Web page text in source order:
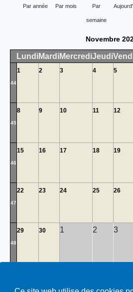
Par année Par mois Par
semaine
Novembre
LundiMardiMercrediJeudi
44
1 2 3 4 5
45
8 9 10 11 12
46
15 16 17 18 19
47
22 23 24 25 26
48
29 30 1 2 3